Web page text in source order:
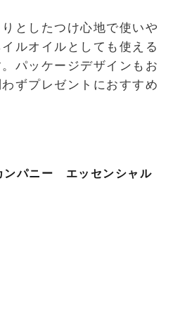
としたつけ心地で使いや
ルオイルとしても使える
パッケージデザインもお
ずプレゼントにおすすめ
ンパニー エッセンシャル